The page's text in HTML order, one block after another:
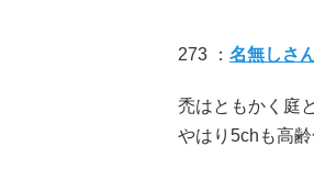
273 ： 名無しさ
禿はともかく庭
やはり5chも高